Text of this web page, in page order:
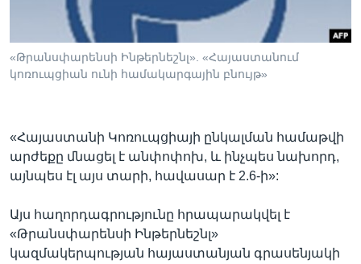
Լեզուներ
«Թրանսփարենսի Ինթերնեշնլ». «Հայաստանում
կոռուպցիան ունի համակարգային բնույթ»
«Հայաստանի Կոռուպցիայի ընկալման համաթվի
արժեքը մնացել է անփոփոխ, և ինչպես նախորդ,
այնպես էլ այս տարի, հավասար է 2.6-ի»:
Այս հաղորդագրությունը հրապարակվել է
«Թրանսփարենսի Ինթերնեշնլ»
կազմակերպության հայաստանյան գրասենյակի